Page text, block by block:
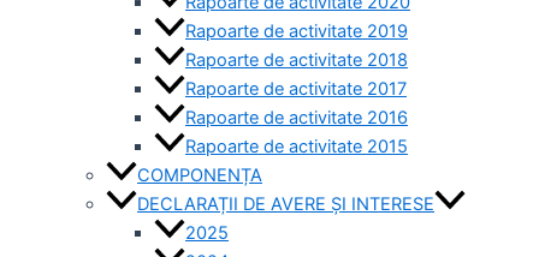
Rapoarte de activitate 2019
Rapoarte de activitate 2018
Rapoarte de activitate 2017
Rapoarte de activitate 2016
Rapoarte de activitate 2015
COMPONENȚA
DECLARAȚII DE AVERE ȘI INTERESE
2025